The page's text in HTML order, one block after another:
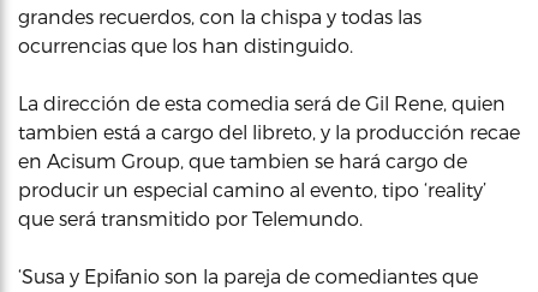
grandes recuerdos, con la chispa y todas las
ocurrencias que los han distinguido.
La dirección de esta comedia será de Gil Rene, quien
tambien está a cargo del libreto, y la producción recae
en Acisum Group, que tambien se hará cargo de
producir un especial camino al evento, tipo ‘reality’
que será transmitido por Telemundo.
‘Susa y Epifanio son la pareja de comediantes que